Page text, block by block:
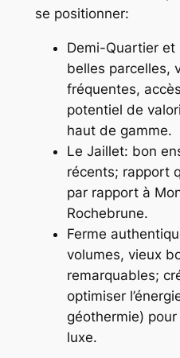
se positionner:
Demi-Quartier et
belles parcelles,
fréquentes,
potentiel de
haut de gamme.
Le Jaillet: bon
récents; rapport
par rapport à
Rochebrune.
Ferme
volumes, vieux
remarquables;
optimiser
géothermie)
luxe.